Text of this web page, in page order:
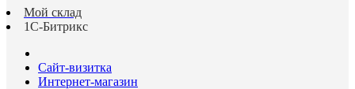
Мой склад
1С-Битрикс
Сайт-визитка
Интернет-магазин